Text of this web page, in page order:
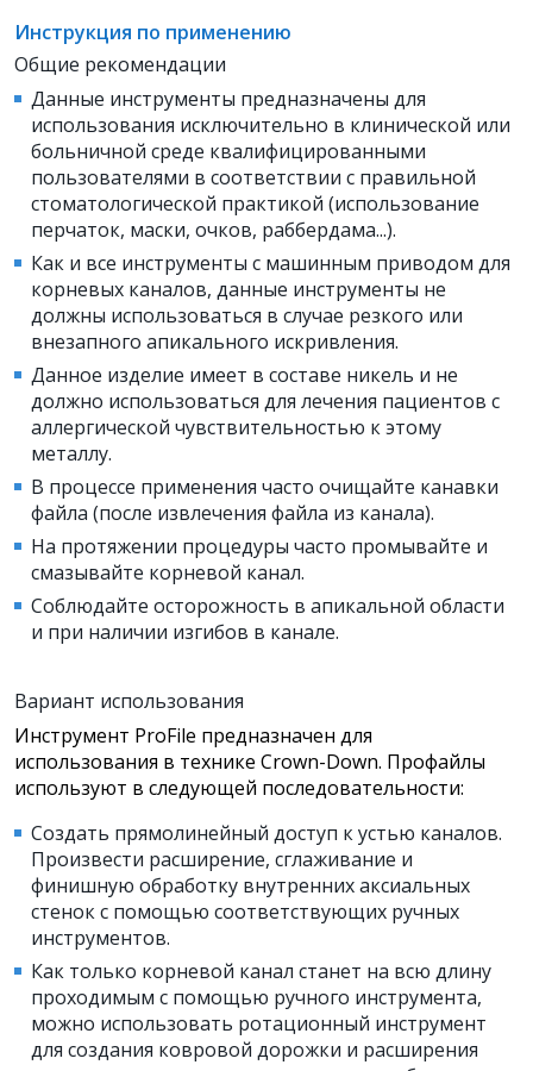
Инструкция по применению
Общие рекомендации
Данные инструменты предназначены для
использования исключительно в клинической или
больничной среде квалифицированными
пользователями в соответствии с правильной
стоматологической практикой (использование
перчаток, маски, очков, раббердама...).
Как и все инструменты с машинным приводом для
корневых каналов, данные инструменты не
должны использоваться в случае резкого или
внезапного апикального искривления.
Данное изделие имеет в составе никель и не
должно использоваться для лечения пациентов с
аллергической чувствительностью к этому
металлу.
В процессе применения часто очищайте канавки
файла (после извлечения файла из канала).
На протяжении процедуры часто промывайте и
смазывайте корневой канал.
Соблюдайте осторожность в апикальной области
и при наличии изгибов в канале.
Вариант использования
Инструмент ProFile предназначен для
использования в технике Crown-Down. Профайлы
используют в следующей последовательности:
Создать прямолинейный доступ к устью каналов.
Произвести расширение, сглаживание и
финишную обработку внутренних аксиальных
стенок с помощью соответствующих ручных
инструментов.
Как только корневой канал станет на всю длину
проходимым с помощью ручного инструмента,
можно использовать ротационный инструмент
для создания ковровой дорожки и расширения